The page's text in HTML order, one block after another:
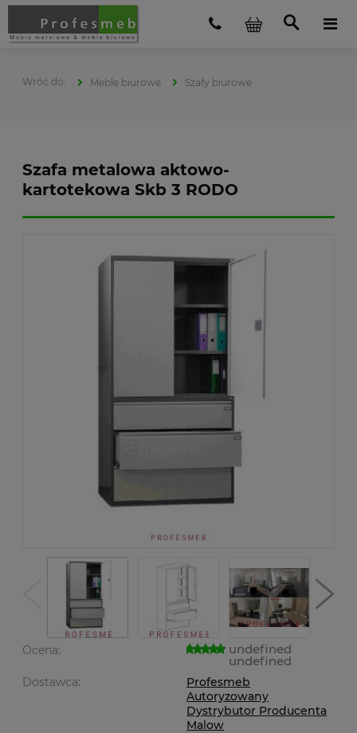
Meble biurowe Szafy biurowe
Szafa metalowa aktowo-
kartotekowa Skb 3 RODO
Ocena: undefined
undefined
Dostawca:
Profesmeb
Autoryzowany
Dystrybutor Producenta
Malow